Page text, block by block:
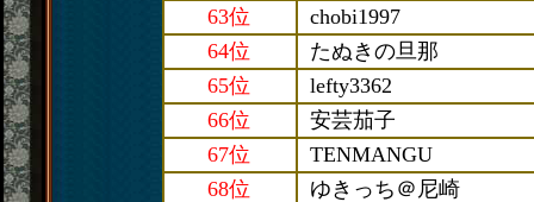
63位
chobi1997
64位
たぬきの旦那
65位
lefty3362
66位
安芸茄子
67位
TENMANGU
68位
ゆきっち＠尼崎